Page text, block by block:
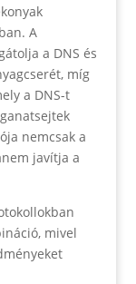
A
a DNS és
míg
a DNS-t
nemcsak a
javítja a
mivel